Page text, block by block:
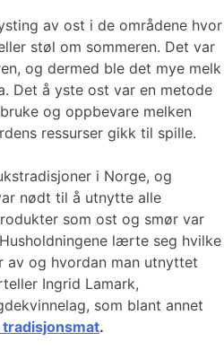
av ost i de områdene hvor
støl om sommeren. Det var
og dermed ble det mye melk
Det å yste ost var en metode
og oppbevare melken
ressurser gikk til spille.
i Norge, og
nødt til å utnytte alle
som ost og smør var
lærte seg hvilke
av og hvordan man utnyttet
Ingrid Lamark,
som blant annet
tradisjonsmat.